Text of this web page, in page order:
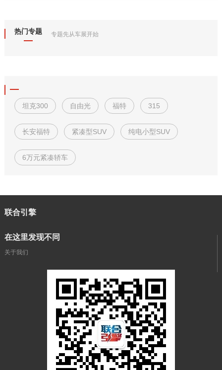
热门专题 专题先从车展开始
坦克300 自由光 福特 315
长安福特 紧凑型SUV 纯电小型SUV
6万元紧凑轿车
联合引擎
在这里发现不同
关于我们